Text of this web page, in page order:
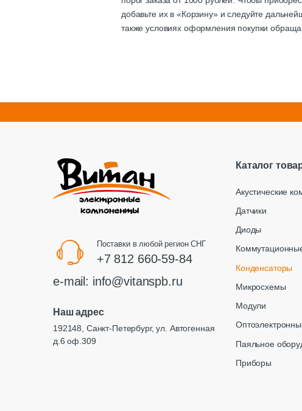
добавьте их в «Корзину» и следуйте
также условиях оформления покупки
Поставки в любой регион СНГ
+7 812 660-59-84
e-mail: info@vitanspb.ru
Наш адрес
192148, Санкт-Петербург, ул. Автогенная
д.6 оф.309
Каталог
Акустические
Датчики
Диоды
Конденсаторы
Микросхемы
Модули
Паяльное
Приборы